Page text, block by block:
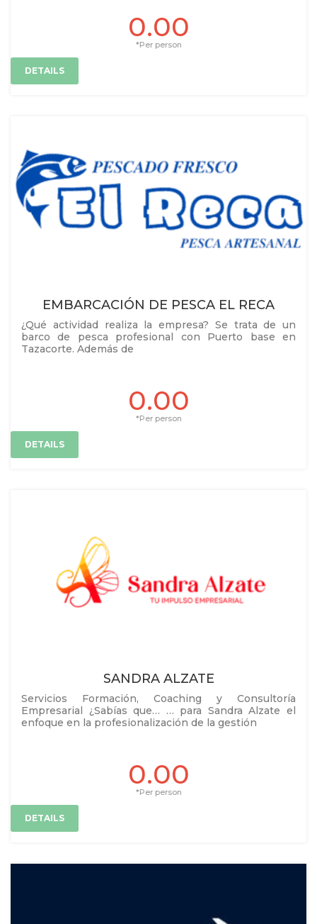
0.00
*Per person
DETAILS
EMBARCACIÓN DE PESCA EL RECA
¿Qué actividad realiza la empresa? Se trata de un
barco de pesca profesional con Puerto base en
Tazacorte. Además de
0.00
*Per person
DETAILS
SANDRA ALZATE
Servicios Formación, Coaching y Consultoría
Empresarial ¿Sabías que… … para Sandra Alzate el
enfoque en la profesionalización de la gestión
0.00
*Per person
DETAILS